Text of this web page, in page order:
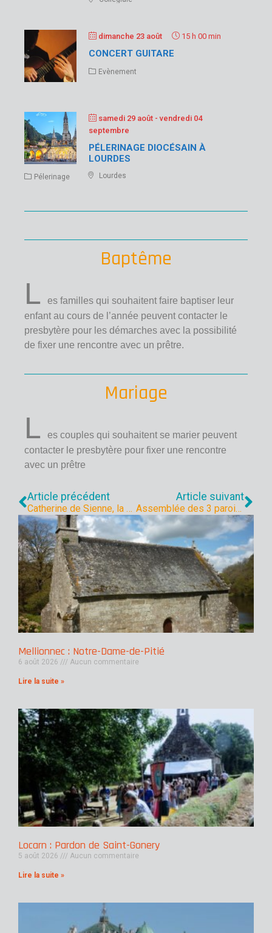
dimanche 23 août 15 h 00 min
CONCERT GUITARE
Evènement
samedi 29 août - vendredi 04
septembre
PÉLERINAGE DIOCÉSAIN À
LOURDES
Lourdes
Pélerinage
Baptême
L
es familles qui souhaitent faire baptiser leur
enfant au cours de l’année peuvent contacter le
presbytère pour les démarches avec la possibilité
de fixer une rencontre avec un prêtre.
Mariage
L
es couples qui souhaitent se marier peuvent
contacter le presbytère pour fixer une rencontre
avec un prêtre
Article précédent
Catherine de Sienne, la sainte qui a « le plus aimé l’Église »
Article suivant
Assemblée des 3 paroisses
Mellionnec : Notre-Dame-de-Pitié
6 août 2026 Aucun commentaire
Lire la suite »
Locarn : Pardon de Saint-Gonery
5 août 2026 Aucun commentaire
Lire la suite »